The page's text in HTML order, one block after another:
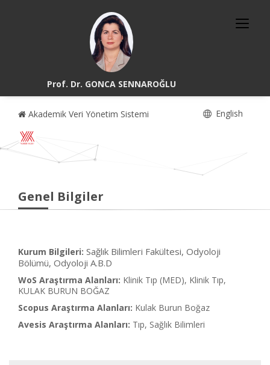
Prof. Dr. GONCA SENNAROĞLU
Akademik Veri Yönetim Sistemi English
Genel Bilgiler
Kurum Bilgileri: Sağlık Bilimleri Fakültesi, Odyoloji
Bölümü, Odyoloji A.B.D
WoS Araştırma Alanları: Klinik Tıp (MED), Klinik Tıp,
KULAK BURUN BOĞAZ
Scopus Araştırma Alanları: Kulak Burun Boğaz
Avesis Araştırma Alanları: Tıp, Sağlık Bilimleri